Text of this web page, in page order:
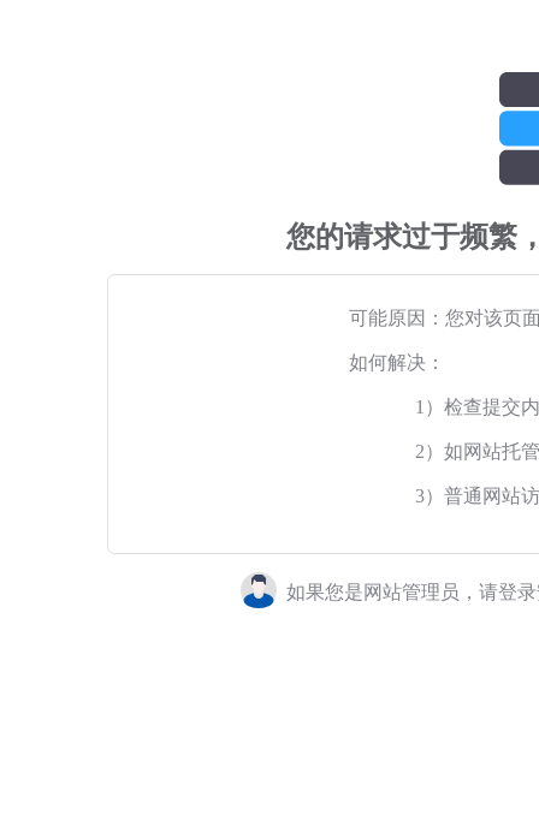
您的请求过于频繁
可能原因：您对该页
如何解决：
1）检查提交
2）如网站托
3）普通网站
如果您是网站管理员，请登